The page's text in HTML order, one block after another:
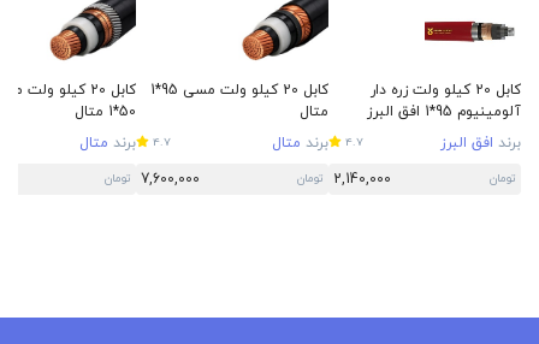
کابل 20 کیلو ولت زره دار
آلومینیوم 95*1 افق البرز
برند افق البرز 4.7
تومان 2,140,000
کابل 20 کیلو ولت مسی 95*1
متال
برند متال 4.7
تومان 7,600,000
کابل 20 کیلو ولت
50*1 متال
برند متال
تومان